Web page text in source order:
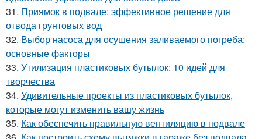
31. Приямок в подвале: эффективное решение для
отвода грунтовых вод
32. Выбор насоса для осушения заливаемого погреба:
основные факторы
33. Утилизация пластиковых бутылок: 10 идей для
творчества
34. Удивительные проекты из пластиковых бутылок,
которые могут изменить вашу жизнь
35. Как обеспечить правильную вентиляцию в подвале